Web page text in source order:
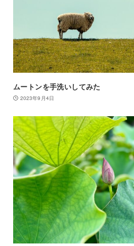
ムートンを手洗いしてみた
2023年9月4日